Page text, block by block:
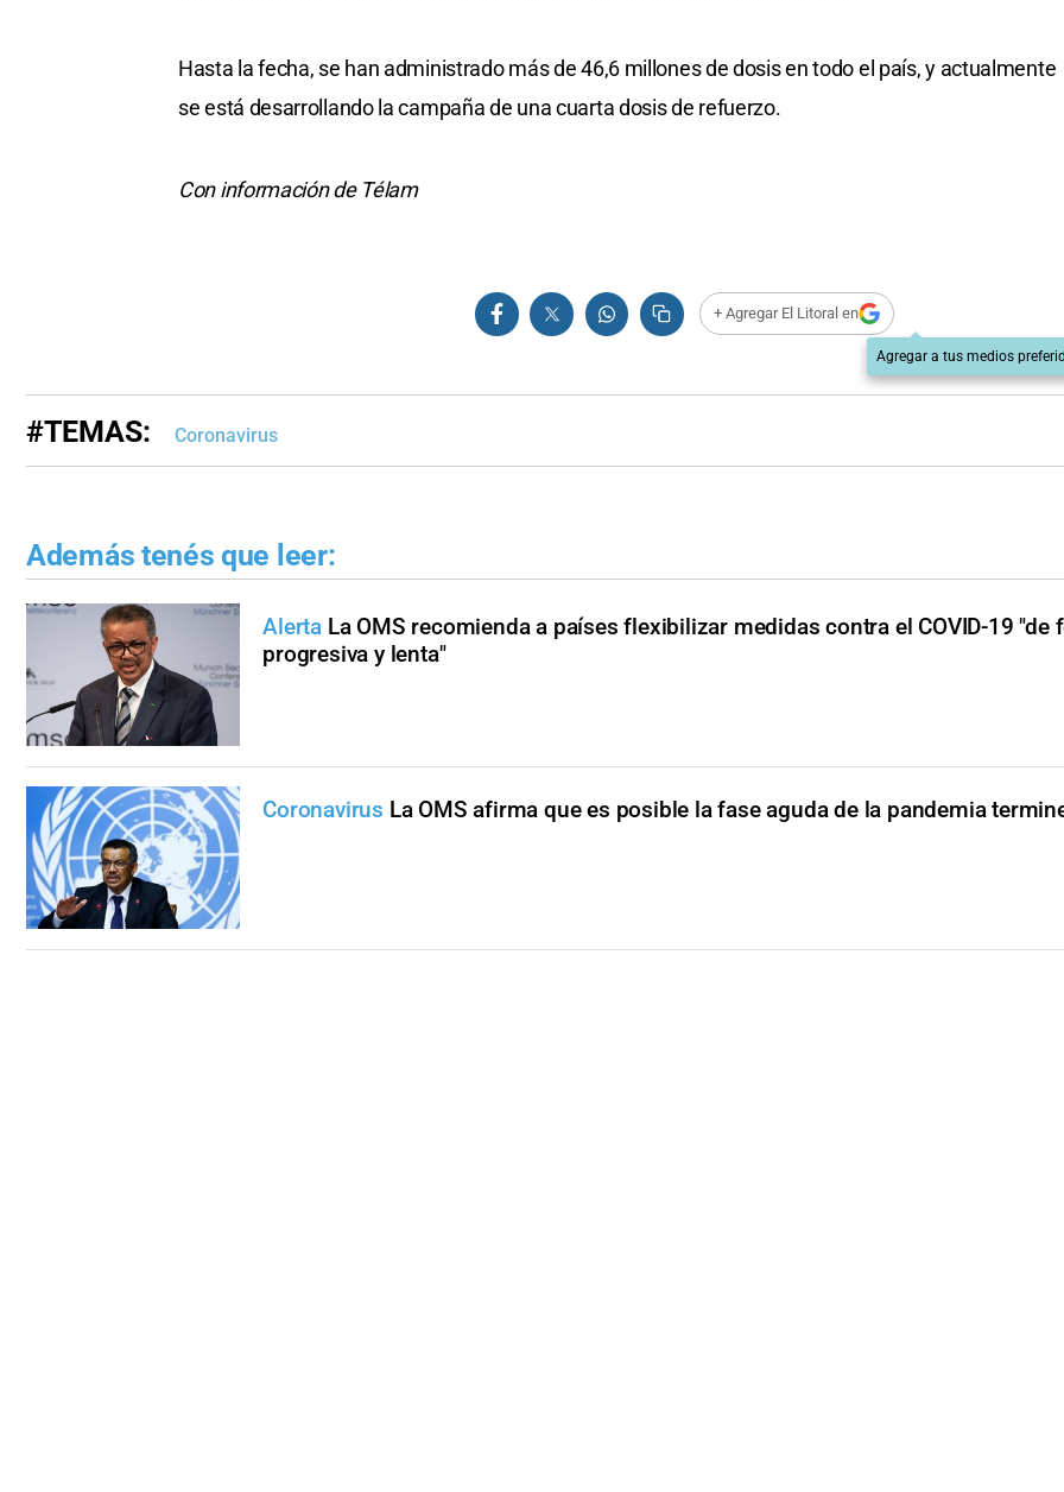
Hasta la fecha, se han administrado más de 46,6 millones de dosis en todo el país, y actualmente
se está desarrollando la campaña de una cuarta dosis de refuerzo.
Con información de Télam
+ Agregar El Litoral en
Agregar a tus medios
#TEMAS: Coronavirus
Además tenés que leer:
Alerta La OMS recomienda a países flexibilizar medidas contra el COVID-19 "de
progresiva y lenta"
Coronavirus La OMS afirma que es posible la fase aguda de la pandemia